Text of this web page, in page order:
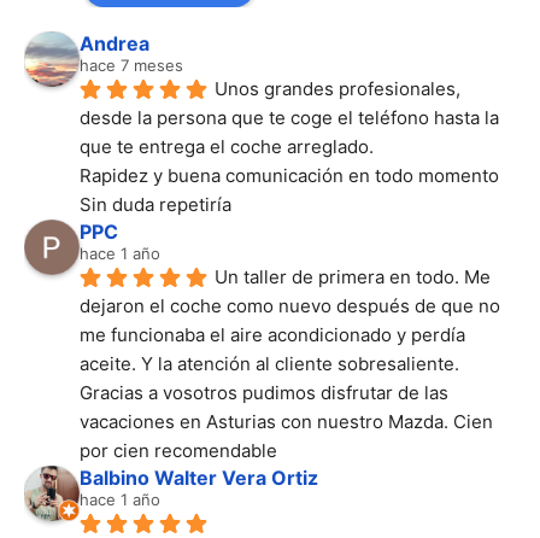
Andrea
hace 7 meses
Unos grandes profesionales,
desde la persona que te coge el teléfono hasta la
que te entrega el coche arreglado.
Rapidez y buena comunicación en todo momento
Sin duda repetiría
PPC
hace 1 año
Un taller de primera en todo. Me
dejaron el coche como nuevo después de que no
me funcionaba el aire acondicionado y perdía
aceite. Y la atención al cliente sobresaliente.
Gracias a vosotros pudimos disfrutar de las
vacaciones en Asturias con nuestro Mazda. Cien
por cien recomendable
Balbino Walter Vera Ortiz
hace 1 año